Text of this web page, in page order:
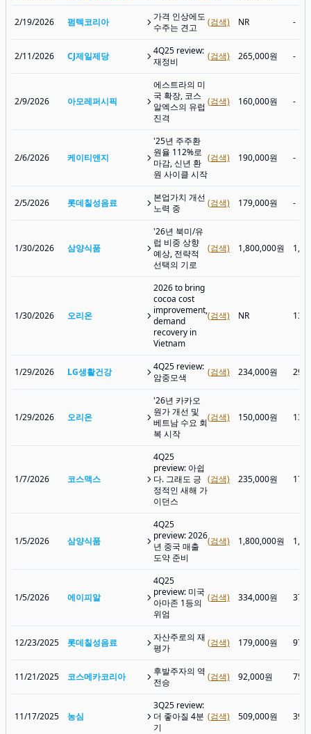
2/19/2026 펌텍코리아
가격 인상에도
수주는 견고
(검색) NR -
2/11/2026 CJ제일제당
4Q25 review:
재정비
(검색) 265,000원 -
2/9/2026 아모레퍼시픽
에스트라의 미
국 확장, 코스
알엑스의 유럽
진격
(검색) 160,000원 -
2/6/2026 케이티앤지
'25년 주주환
원율 112%로
마감, 신년 환
원 사이클 시작
(검색) 190,000원 -
2/5/2026 롯데칠성음료
본업가치 개선
노력 중
(검색) 179,000원 -
1/30/2026 삼양식품
'26년 북미/유
럽 비중 상향
예상, 전략적
선택의 기로
(검색) 1,800,000원
1/30/2026 오리온
2026 to bring
cocoa cost
improvement,
demand
recovery in
Vietnam
(검색) NR
1/29/2026 LG생활건강
4Q25 review:
암중모색
(검색) 234,000원
1/29/2026 오리온
'26년 카카오
원가 개선 및
베트남 수요 회
복 시작
(검색) 150,000원
1/7/2026 코스맥스
4Q25
preview: 아쉽
다. 그래도 긍
정적인 새해 가
이던스
(검색) 235,000원
1/5/2026 삼양식품
4Q25
preview: 2026
년 중국 매출
도약 준비
(검색) 1,800,000원
1/5/2026 에이피알
4Q25
preview: 미국
아마존 1등의
위엄
(검색) 334,000원
12/23/2025 롯데칠성음료
자산주로의 재
평가
(검색) 179,000원
11/21/2025 코스메카코리아
후발주자의 역
전승
(검색) 92,000원
11/17/2025 농심
3Q25 review:
더 좋아질 4분
기
(검색) 509,000원